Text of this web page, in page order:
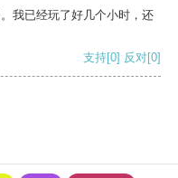
我已经玩了好几个小时，还
支持[0] 反对[0]